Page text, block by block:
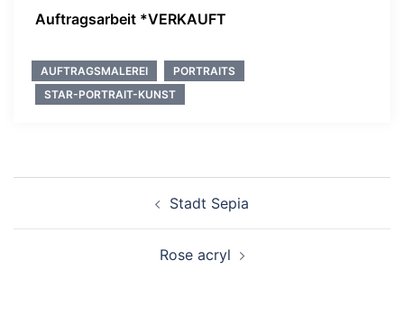
Auftragsarbeit *VERKAUFT
AUFTRAGSMALEREI
PORTRAITS
STAR-PORTRAIT-KUNST
Stadt Sepia
Rose acryl